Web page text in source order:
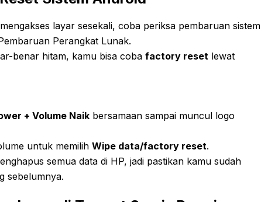
layar sesekali, coba periksa pembaruan sistem
Perangkat Lunak.
benar hitam, kamu bisa coba factory reset lewat
+ Volume Naik bersamaan sampai muncul logo
untuk memilih Wipe data/factory reset.
semua data di HP, jadi pastikan kamu sudah
sebelumnya.